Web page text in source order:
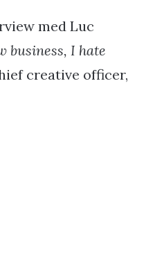
med Luc
business, I hate
creative officer,